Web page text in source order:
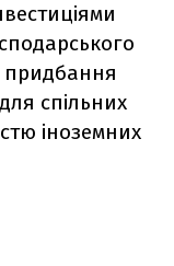
придбання
спільних
іноземних